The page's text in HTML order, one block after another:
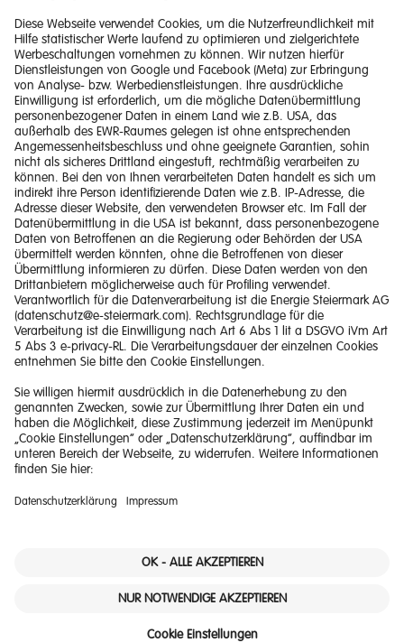
Impressum
Barrierefreiheitserklärung
Datenschutzerklärung
© 2026 Energie Steiermark